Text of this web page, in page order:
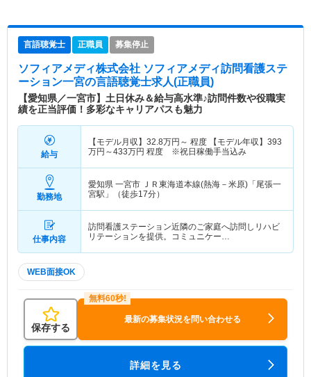
言語聴覚士 正職員 募集停止
ソフィアメディ株式会社 ソフィアメディ訪問看護ステ
ーション一宮の言語聴覚士求人(正職員)
【愛知県／一宮市】土日休み＆給与高水準♪訪問件数や役職実
績を正当評価！多彩なキャリアパスも魅力
給与
【モデル月収】 32.8万円～ 程度 【モデル年収】 393
万円～433万円 程度 ※祝日稼働手当込み
勤務地
愛知県 一宮市 ＪＲ東海道本線(熱海－米原)「尾張一
宮駅」（徒歩17分）
仕事内容
訪問看護ステーション近隣のご家庭へ訪問しリハビ
リテーションを提供。コミュニケー…
WEB面接OK
保存する
最新の募集状況を問い合わせる
詳細を見る